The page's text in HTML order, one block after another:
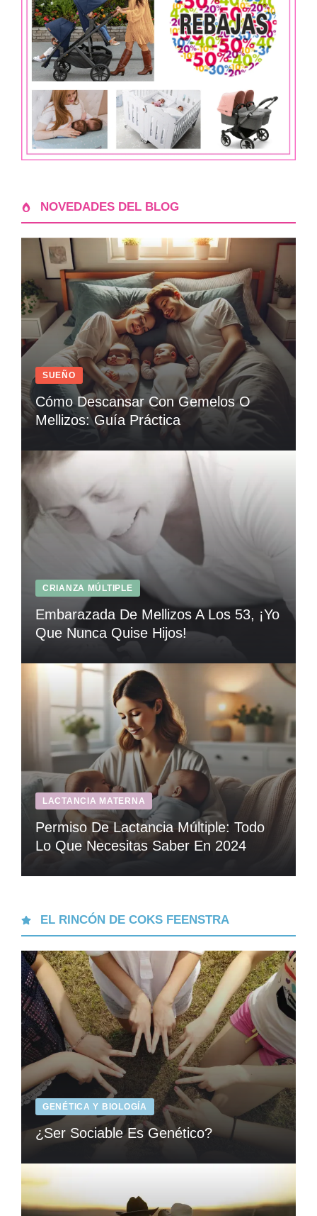
NOVEDADES DEL BLOG
SUEÑO
Cómo Descansar Con Gemelos O
Mellizos: Guía Práctica
CRIANZA MÚLTIPLE
Embarazada De Mellizos A Los 53, ¡Yo
Que Nunca Quise Hijos!
LACTANCIA MATERNA
Permiso De Lactancia Múltiple: Todo
Lo Que Necesitas Saber En 2024
EL RINCÓN DE COKS FEENSTRA
GENÉTICA Y BIOLOGÍA
¿Ser Sociable Es Genético?